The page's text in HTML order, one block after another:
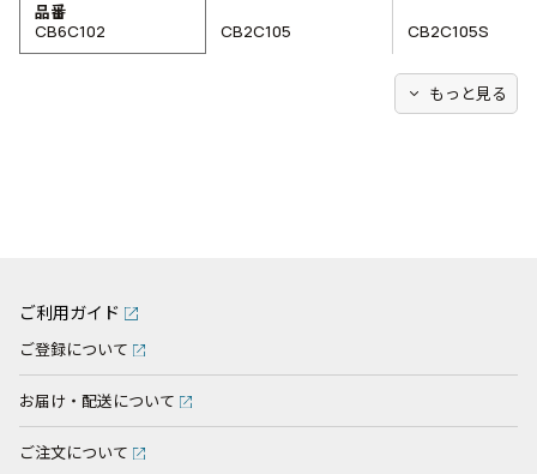
品番
CB6C102
CB2C105 CB2C105S
expand_more もっと見る
ご利用ガイド
ご登録について
お届け・配送について
ご注文について